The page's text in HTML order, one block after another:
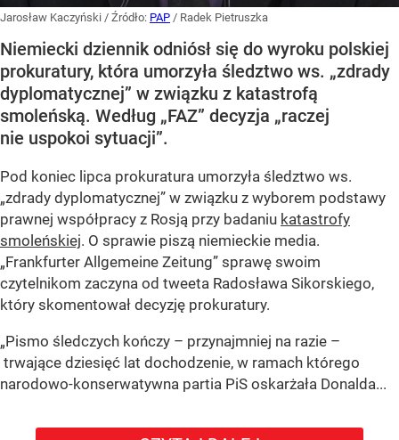
Jarosław Kaczyński / Źródło: PAP / Radek Pietruszka
Niemiecki dziennik odniósł się do wyroku polskiej
prokuratury, która umorzyła śledztwo ws. „zdrady
dyplomatycznej” w związku z katastrofą
smoleńską. Według „FAZ” decyzja „raczej
nie uspokoi sytuacji”.
Pod koniec lipca prokuratura umorzyła śledztwo ws.
„zdrady dyplomatycznej” w związku z wyborem podstawy
prawnej współpracy z Rosją przy badaniu katastrofy
smoleńskiej. O sprawie piszą niemieckie media.
„Frankfurter Allgemeine Zeitung” sprawę swoim
czytelnikom zaczyna od tweeta Radosława Sikorskiego,
który skomentował decyzję prokuratury.
„Pismo śledczych kończy – przynajmniej na razie –
trwające dziesięć lat dochodzenie, w ramach którego
narodowo-konserwatywna partia PiS oskarżała Donalda...